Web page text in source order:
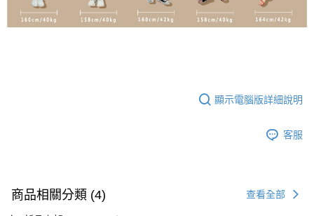
顯示電腦版詳細說明
客服
商品相關分類 (4) 查看全部